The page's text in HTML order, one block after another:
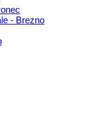
- Brezno